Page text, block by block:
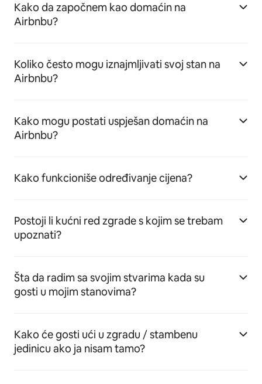
Kako da započnem kao domaćin na
Airbnbu?
Koliko često mogu iznajmljivati svoj stan na
Airbnbu?
Kako mogu postati uspješan domaćin na
Airbnbu?
Kako funkcioniše određivanje cijena?
Postoji li kućni red zgrade s kojim se trebam
upoznati?
Šta da radim sa svojim stvarima kada su
gosti u mojim stanovima?
Kako će gosti ući u zgradu / stambenu
jedinicu ako ja nisam tamo?